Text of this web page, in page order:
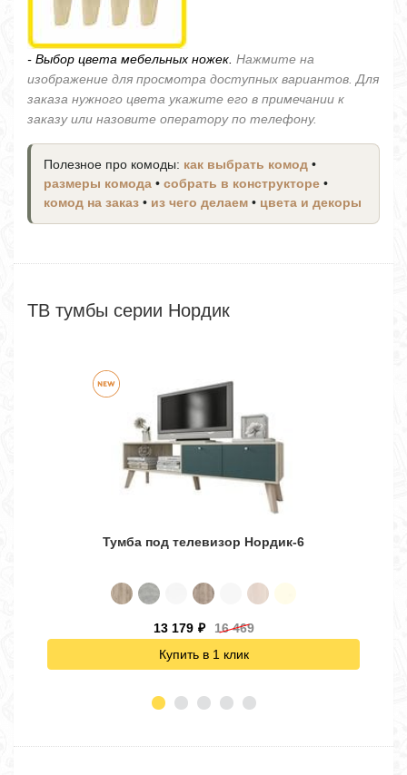
- Выбор цвета мебельных ножек. Нажмите на
изображение для просмотра доступных вариантов. Для
заказа нужного цвета укажите его в примечании к
заказу или назовите оператору по телефону.
Полезное про комоды: как выбрать комод •
размеры комода • собрать в конструкторе •
комод на заказ • из чего делаем • цвета и декоры
ТВ тумбы серии Нордик
Тумба под телевизор Нордик-6
13 179 ₽
16 469
Купить в 1 клик